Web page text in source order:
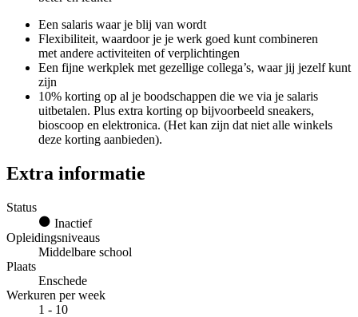
Een salaris waar je blij van wordt
Flexibiliteit, waardoor je je werk goed kunt combineren
met andere activiteiten of verplichtingen
Een fijne werkplek met gezellige collega’s, waar jij jezelf kunt
zijn
10% korting op al je boodschappen die we via je salaris
uitbetalen. Plus extra korting op bijvoorbeeld sneakers,
bioscoop en elektronica. (Het kan zijn dat niet alle winkels
deze korting aanbieden).
Extra informatie
Status
Inactief
Opleidingsniveaus
Middelbare school
Plaats
Enschede
Werkuren per week
1 - 10